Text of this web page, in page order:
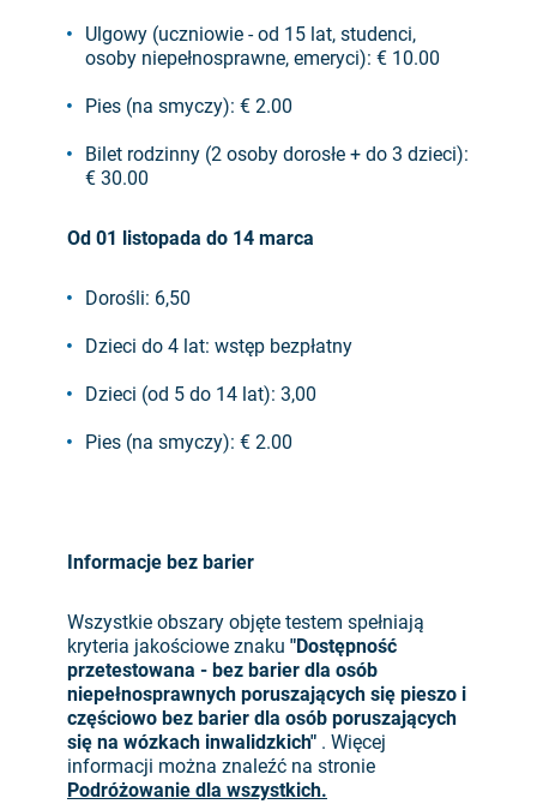
Ulgowy (uczniowie - od 15 lat, studenci,
osoby niepełnosprawne, emeryci): € 10.00
Pies (na smyczy): € 2.00
Bilet rodzinny (2 osoby dorosłe + do 3 dzieci):
€ 30.00
Od 01 listopada do 14 marca
Dorośli: 6,50
Dzieci do 4 lat: wstęp bezpłatny
Dzieci (od 5 do 14 lat): 3,00
Pies (na smyczy): € 2.00
Informacje bez barier
Wszystkie obszary objęte testem spełniają
kryteria jakościowe znaku "Dostępność
przetestowana - bez barier dla osób
niepełnosprawnych poruszających się pieszo i
częściowo bez barier dla osób poruszających
się na wózkach inwalidzkich" . Więcej
informacji można znaleźć na stronie
Podróżowanie dla wszystkich.